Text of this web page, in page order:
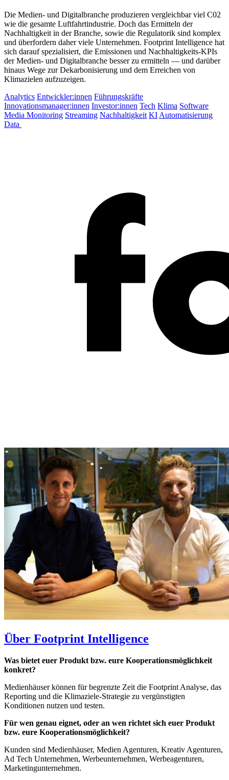
Die Medien- und Digitalbranche produzieren vergleichbar viel C02
wie die gesamte Luftfahrtindustrie. Doch das Ermitteln der
Nachhaltigkeit in der Branche, sowie die Regulatorik sind komplex
und überfordern daher viele Unternehmen. Footprint Intelligence hat
sich darauf spezialisiert, die Emissionen und Nachhaltigkeits-KPIs
der Medien- und Digitalbranche besser zu ermitteln — und darüber
hinaus Wege zur Dekarbonisierung und dem Erreichen von
Klimazielen aufzuzeigen.
Analytics Entwickler:innen Führungskräfte
Innovationsmanager:innen Investor:innen Tech Klima Software
Media Monitoring Streaming Nachhaltigkeit KI Automatisierung
Data
Über Footprint Intelligence
Was bietet euer Produkt bzw. eure Kooperationsmöglichkeit
konkret?
Medienhäuser können für begrenzte Zeit die Footprint Analyse, das
Reporting und die Klimaziele-Strategie zu vergünstigten
Konditionen nutzen und testen.
Für wen genau eignet, oder an wen richtet sich euer Produkt
bzw. eure Kooperationsmöglichkeit?
Kunden sind Medienhäuser, Medien Agenturen, Kreativ Agenturen,
Ad Tech Unternehmen, Werbeunternehmen, Werbeagenturen,
Marketingunternehmen.